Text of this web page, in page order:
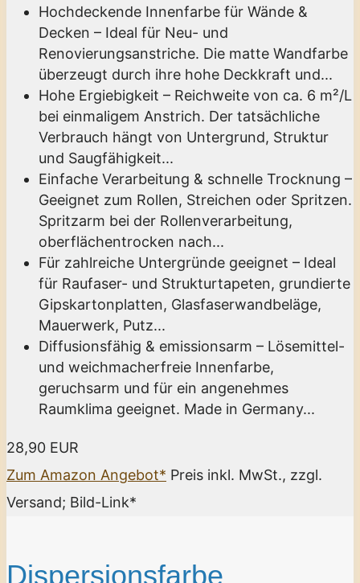
Hochdeckende Innenfarbe für Wände &
Decken – Ideal für Neu- und
Renovierungsanstriche. Die matte Wandfarbe
überzeugt durch ihre hohe Deckkraft und...
Hohe Ergiebigkeit – Reichweite von ca. 6 m²/L
bei einmaligem Anstrich. Der tatsächliche
Verbrauch hängt von Untergrund, Struktur
und Saugfähigkeit...
Einfache Verarbeitung & schnelle Trocknung –
Geeignet zum Rollen, Streichen oder Spritzen.
Spritzarm bei der Rollenverarbeitung,
oberflächentrocken nach...
Für zahlreiche Untergründe geeignet – Ideal
für Raufaser- und Strukturtapeten, grundierte
Gipskartonplatten, Glasfaserwandbeläge,
Mauerwerk, Putz...
Diffusionsfähig & emissionsarm – Lösemittel-
und weichmacherfreie Innenfarbe,
geruchsarm und für ein angenehmes
Raumklima geeignet. Made in Germany...
28,90 EUR
Zum Amazon Angebot* Preis inkl. MwSt., zzgl.
Versand; Bild-Link*
Dispersionsfarbe